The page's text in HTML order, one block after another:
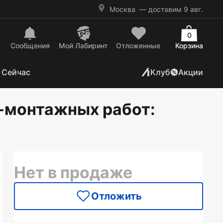
Москва — доставим 9 авг.
Сообщения Mой Лабиринт Отложенные Корзина
0
Клуб Акции
монтажных работ:
Нет в продаже
Отложить